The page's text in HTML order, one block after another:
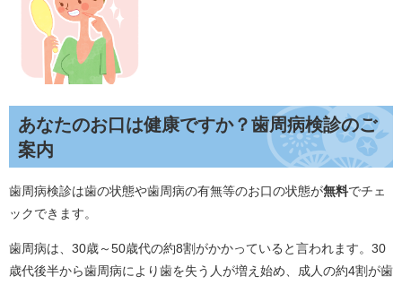
あなたのお口は健康ですか？歯周病検診のご
案内
歯周病検診は歯の状態や歯周病の有無等のお口の状態が無料でチェ
ックできます。
歯周病は、30歳～50歳代の約8割がかかっていると言われます。30
歳代後半から歯周病により歯を失う人が増え始め、成人の約4割が歯